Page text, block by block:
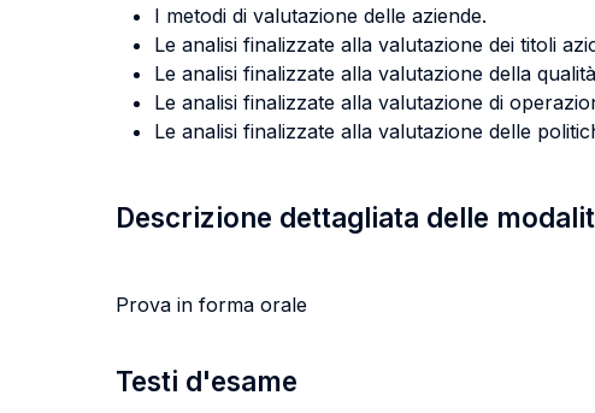
I metodi di valutazione delle aziende.
Le analisi finalizzate alla valutazione dei titoli
Le analisi finalizzate alla valutazione della
Le analisi finalizzate alla valutazione di
Le analisi finalizzate alla valutazione delle
Descrizione dettagliata delle
Prova in forma orale
Testi d'esame